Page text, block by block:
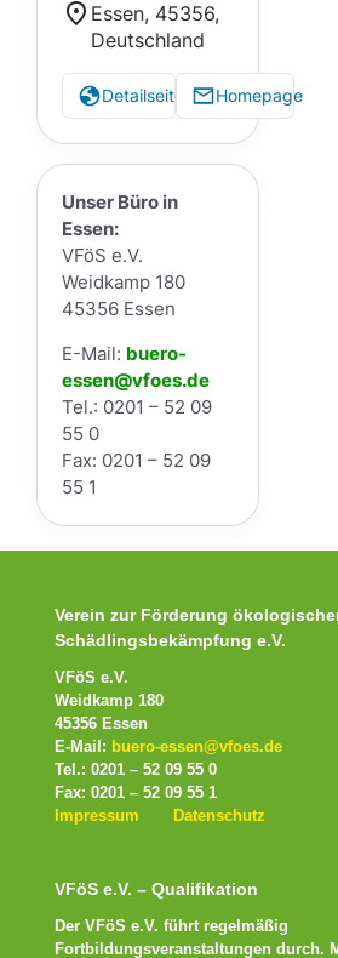
Essen, 45356,
Deutschland
Detailseite Homepage
Unser Büro in
Essen:
VFöS e.V.
Weidkamp 180
45356 Essen
E-Mail: buero-
essen@vfoes.de
Tel.: 0201 – 52 09
55 0
Fax: 0201 – 52 09
55 1
Verein zur Förderung
Schädlingsbekämpfung e.V.
VFöS e.V.
Weidkamp 180
45356 Essen
E-Mail: buero-essen@vfoes.de
Tel.: 0201 – 52 09 55 0
Fax: 0201 – 52 09 55 1
Impressum
Datenschutz
VFöS e.V. – Qualifikation
Der VFöS e.V. führt regelmäßig
Fortbildungsveranstaltungen durch.